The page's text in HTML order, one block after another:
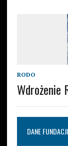
RODO
Wdrożenie
DANE FUNDACJI